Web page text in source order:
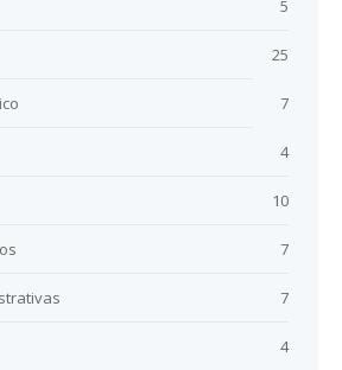
5
25
7
4
10
7
7
4